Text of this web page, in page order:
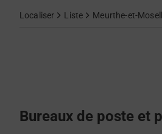
Localiser Liste Meurthe-et-
Bureaux de poste et